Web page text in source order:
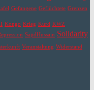
Gefangene Geflüchtete Grenzen
Kongo Krieg Kurd KWZ
SajidHussain Solidarity
Veranstaltung Widerstand